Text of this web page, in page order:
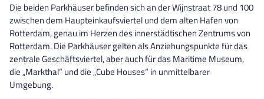
Die beiden Parkhäuser befinden sich an der Wijnstraat 78 und 100
zwischen dem Haupteinkaufsviertel und dem alten Hafen von
Rotterdam, genau im Herzen des innerstädtischen Zentrums von
Rotterdam. Die Parkhäuser gelten als Anziehungspunkte für das
zentrale Geschäftsviertel, aber auch für das Maritime Museum,
die „Markthal“ und die „Cube Houses“ in unmittelbarer
Umgebung.